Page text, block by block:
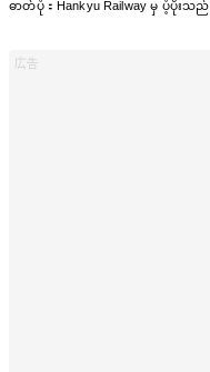
ဓာတ်ပုံ：Hankyu Railway မှ ပံ့ပိုးသည်